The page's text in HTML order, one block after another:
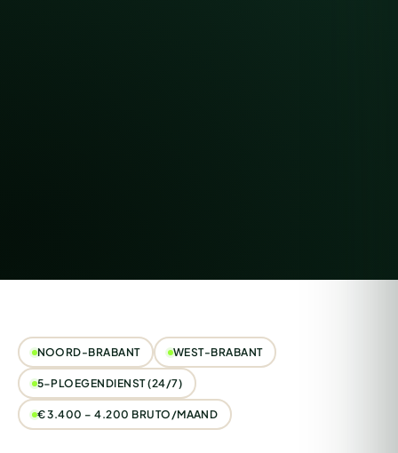
NOORD-BRABANT WEST-BRABANT
5-PLOEGENDIENST (24/7)
€ 3.400 – 4.200 BRUTO/MAAND